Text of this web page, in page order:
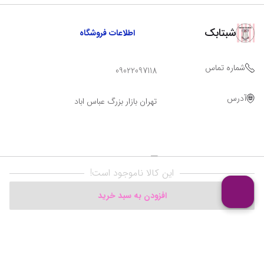
این کالا ناموجود است!
افزودن به سبد خرید
شبتابک اطلاعات فروشگاه
شماره تماس 09022097118
آدرس تهران بازار بزرگ عباس اباد